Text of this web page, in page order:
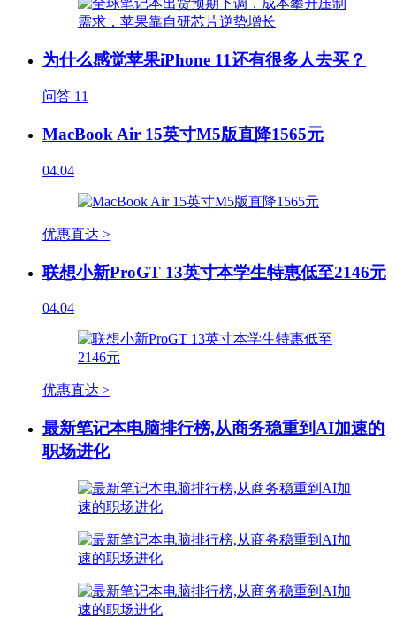
为什么感觉苹果iPhone 11还有很多人去买？
问答 11
MacBook Air 15英寸M5版直降1565元
04.04
优惠直达 >
联想小新ProGT 13英寸本学生特惠低至2146元
04.04
优惠直达 >
最新笔记本电脑排行榜,从商务稳重到AI加速的
职场进化